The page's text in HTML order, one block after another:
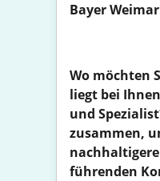
Bayer
Wo möchten
liegt bei
und
zusammen,
führenden